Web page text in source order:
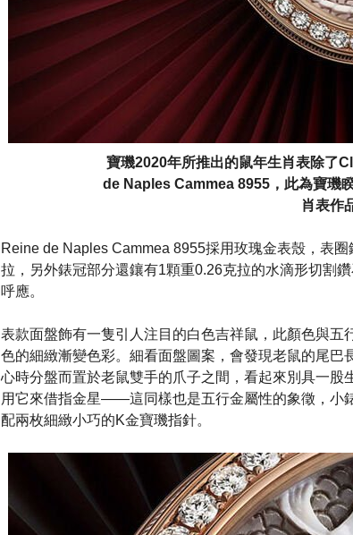
寶璣2020年所推出的鼠年生肖表除了
de Naples Cammea 8955，此為寶璣
肖表作
Reine de Naples Cammea 8955採用玫瑰金表殼，表
拉，另外錶冠部分還鑲有1顆重0.26克拉的水滴形切割
呼應。
表款面盤飾有一隻引人注目的白色吉祥鼠，此顏色與
色的細緻漸變色彩。細看面盤圖案，會發現老鼠的尾
心時分盤而置於老鼠雙手的爪子之間，看起來別具一
用它來借指金星——這同樣也是五行金屬性的象徵，小
配兩枚細緻小巧的K金寶璣指針。